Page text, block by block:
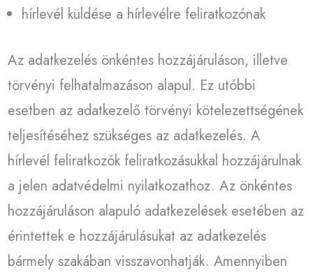
hírlevél küldése a hírlevélre feliratkozónak
Az adatkezelés önkéntes hozzájáruláson, illetve
törvényi felhatalmazáson alapul. Ez utóbbi
esetben az adatkezelő törvényi kötelezettségének
teljesítéséhez szükséges az adatkezelés. A
hírlevél feliratkozók feliratkozásukkal hozzájárulnak
a jelen adatvédelmi nyilatkozathoz. Az önkéntes
hozzájáruláson alapuló adatkezelések esetében az
érintettek e hozzájárulásukat az adatkezelés
bármely szakában visszavonhatják. Amennyiben